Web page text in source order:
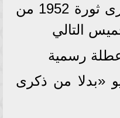
الأضحى المبارك، وذكرى ثورة 1952 من
التالي
29 يوليو «بدلا من ذكرى